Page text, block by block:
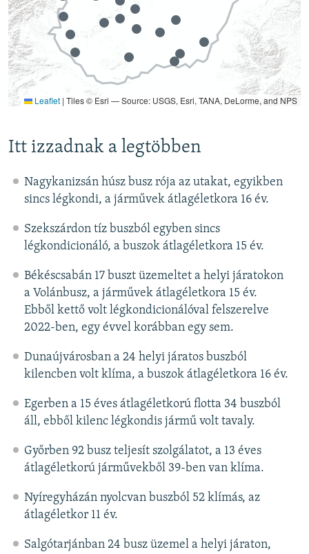
Itt izzadnak a legtöbben
Nagykanizsán húsz busz rója az utakat, egyikben
sincs légkondi, a járművek átlagéletkora 16 év.
Szekszárdon tíz buszból egyben sincs
légkondicionáló, a buszok átlagéletkora 15 év.
Békéscsabán 17 buszt üzemeltet a helyi járatokon
a Volánbusz, a járművek átlagéletkora 15 év.
Ebből kettő volt légkondicionálóval felszerelve
2022-ben, egy évvel korábban egy sem.
Dunaújvárosban a 24 helyi járatos buszból
kilencben volt klíma, a buszok átlagéletkora 16 év.
Egerben a 15 éves átlagéletkorú flotta 34 buszból
áll, ebből kilenc légkondis jármű volt tavaly.
Győrben 92 busz teljesít szolgálatot, a 13 éves
átlagéletkorú járművekből 39-ben van klíma.
Nyíregyházán nyolcvan buszból 52 klímás, az
átlagéletkor 11 év.
Salgótarjánban 24 busz üzemel a helyi járaton,